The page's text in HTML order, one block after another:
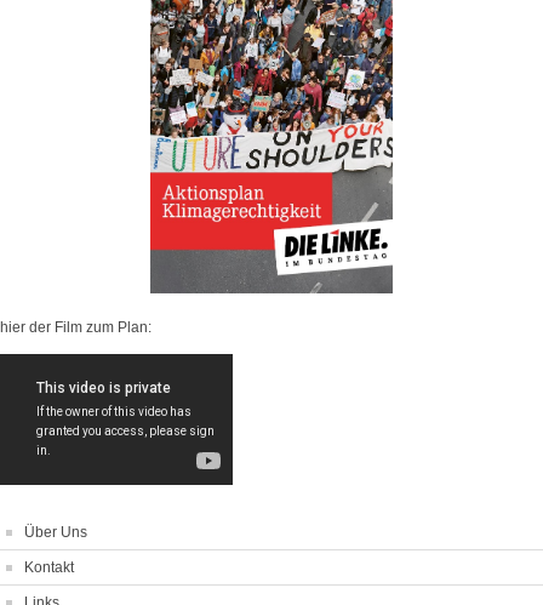
hier der Film zum Plan:
Über Uns
Kontakt